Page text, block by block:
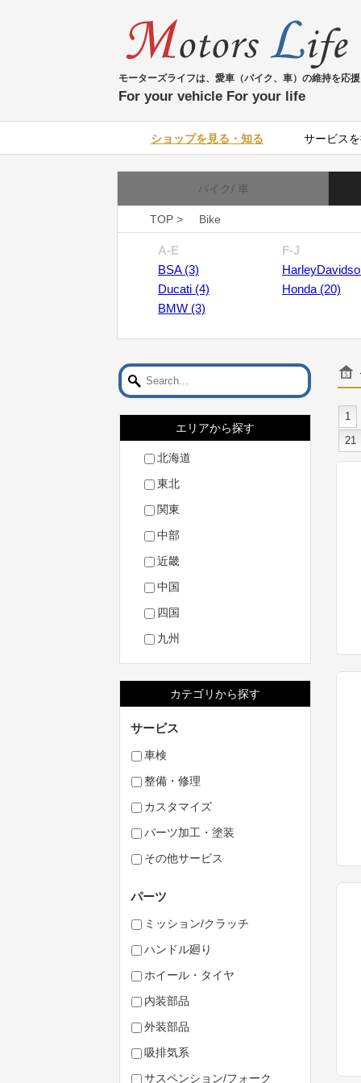
モーターズライフは、愛車（バイク、車）の維持を応援
For your vehicle For your life
ショップを見る・知る サービス
バイク/ 車
TOP > Bike
A-E
BSA (3)
Ducati (4)
BMW (3)
F-J
Honda (20)
エリアから探す
北海道
東北
関東
中部
近畿
中国
四国
九州
カテゴリから探す
サービス
車検
整備・修理
カスタマイズ
パーツ加工・塗装
その他サービス
パーツ
ミッション/クラッチ
ハンドル廻り
ホイール・タイヤ
内装部品
外装部品
吸排気系
サスペンション/フォーク
1
21